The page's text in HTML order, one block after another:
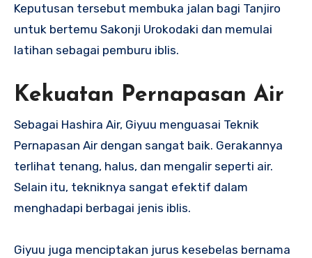
Keputusan tersebut membuka jalan bagi Tanjiro
untuk bertemu Sakonji Urokodaki dan memulai
latihan sebagai pemburu iblis.
Kekuatan Pernapasan Air
Sebagai Hashira Air, Giyuu menguasai Teknik
Pernapasan Air dengan sangat baik. Gerakannya
terlihat tenang, halus, dan mengalir seperti air.
Selain itu, tekniknya sangat efektif dalam
menghadapi berbagai jenis iblis.
Giyuu juga menciptakan jurus kesebelas bernama